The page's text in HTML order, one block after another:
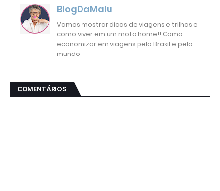
BlogDaMalu
Vamos mostrar dicas de viagens e trilhas e
como viver em um moto home!! Como
economizar em viagens pelo Brasil e pelo
mundo
COMENTÁRIOS